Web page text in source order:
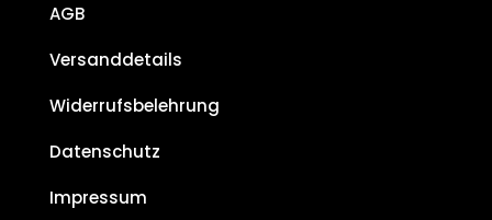
AGB
Versanddetails
Widerrufsbelehrung
Datenschutz
Impressum